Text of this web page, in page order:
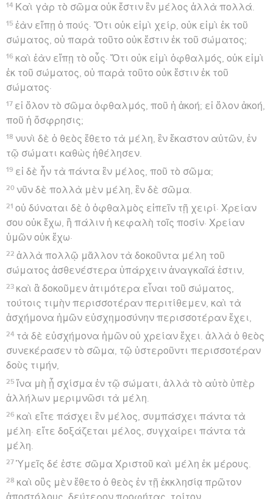
14 Καὶ γὰρ τὸ σῶμα οὐκ ἔστιν ἓν μέλος ἀλλὰ πολλά.
15 ἐὰν εἴπῃ ὁ πούς· Ὅτι οὐκ εἰμὶ χείρ, οὐκ εἰμὶ ἐκ τοῦ
σώματος, οὐ παρὰ τοῦτο οὐκ ἔστιν ἐκ τοῦ σώματος;
16 καὶ ἐὰν εἴπῃ τὸ οὖς· Ὅτι οὐκ εἰμὶ ὀφθαλμός, οὐκ εἰμὶ
ἐκ τοῦ σώματος, οὐ παρὰ τοῦτο οὐκ ἔστιν ἐκ τοῦ
σώματος·
17 εἰ ὅλον τὸ σῶμα ὀφθαλμός, ποῦ ἡ ἀκοή; εἰ ὅλον ἀκοή,
ποῦ ἡ ὄσφρησις;
18 νυνὶ δὲ ὁ θεὸς ἔθετο τὰ μέλη, ἓν ἕκαστον αὐτῶν, ἐν
τῷ σώματι καθὼς ἠθέλησεν.
19 εἰ δὲ ἦν τὰ πάντα ἓν μέλος, ποῦ τὸ σῶμα;
20 νῦν δὲ πολλὰ μὲν μέλη, ἓν δὲ σῶμα.
21 οὐ δύναται δὲ ὁ ὀφθαλμὸς εἰπεῖν τῇ χειρί· Χρείαν
σου οὐκ ἔχω, ἢ πάλιν ἡ κεφαλὴ τοῖς ποσίν· Χρείαν
ὑμῶν οὐκ ἔχω·
22 ἀλλὰ πολλῷ μᾶλλον τὰ δοκοῦντα μέλη τοῦ
σώματος ἀσθενέστερα ὑπάρχειν ἀναγκαῖά ἐστιν,
23 καὶ ἃ δοκοῦμεν ἀτιμότερα εἶναι τοῦ σώματος,
τούτοις τιμὴν περισσοτέραν περιτίθεμεν, καὶ τὰ
ἀσχήμονα ἡμῶν εὐσχημοσύνην περισσοτέραν ἔχει,
24 τὰ δὲ εὐσχήμονα ἡμῶν οὐ χρείαν ἔχει. ἀλλὰ ὁ θεὸς
συνεκέρασεν τὸ σῶμα, τῷ ὑστεροῦντι περισσοτέραν
δοὺς τιμήν,
25 ἵνα μὴ ᾖ σχίσμα ἐν τῷ σώματι, ἀλλὰ τὸ αὐτὸ ὑπὲρ
ἀλλήλων μεριμνῶσι τὰ μέλη.
26 καὶ εἴτε πάσχει ἓν μέλος, συμπάσχει πάντα τὰ
μέλη· εἴτε δοξάζεται μέλος, συγχαίρει πάντα τὰ
μέλη.
27 Ὑμεῖς δέ ἐστε σῶμα Χριστοῦ καὶ μέλη ἐκ μέρους.
28 καὶ οὓς μὲν ἔθετο ὁ θεὸς ἐν τῇ ἐκκλησίᾳ πρῶτον
ἀποστόλους, δεύτερον προφήτας, τρίτον